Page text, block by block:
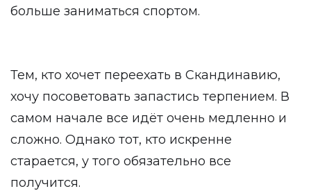
больше заниматься спортом.
Тем, кто хочет переехать в Скандинавию,
хочу посоветовать запастись терпением. В
самом начале все идёт очень медленно и
сложно. Однако тот, кто искренне
старается, у того обязательно все
получится.